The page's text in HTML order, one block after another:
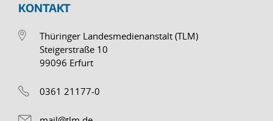
KONTAKT
Thüringer Landesmedienanstalt (TLM)
Steigerstraße 10
99096 Erfurt
0361 21177-0